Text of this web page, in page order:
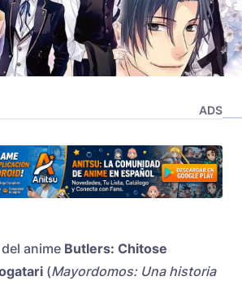
ADS
anime Butlers: Chitose
(Mayordomos: Una historia